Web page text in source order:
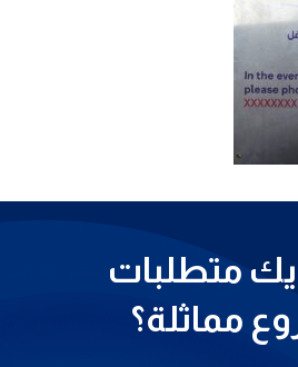
متطلبات
مماثلة؟